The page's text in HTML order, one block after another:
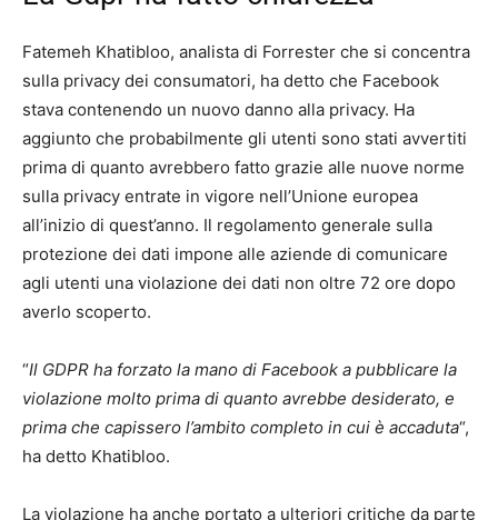
Fatemeh Khatibloo, analista di Forrester che si concentra
sulla privacy dei consumatori, ha detto che Facebook
stava contenendo un nuovo danno alla privacy. Ha
aggiunto che probabilmente gli utenti sono stati avvertiti
prima di quanto avrebbero fatto grazie alle nuove norme
sulla privacy entrate in vigore nell’Unione europea
all’inizio di quest’anno. Il regolamento generale sulla
protezione dei dati impone alle aziende di comunicare
agli utenti una violazione dei dati non oltre 72 ore dopo
averlo scoperto.
“Il GDPR ha forzato la mano di Facebook a pubblicare la
violazione molto prima di quanto avrebbe desiderato, e
prima che capissero l’ambito completo in cui è accaduta“,
ha detto Khatibloo.
La violazione ha anche portato a ulteriori critiche da parte